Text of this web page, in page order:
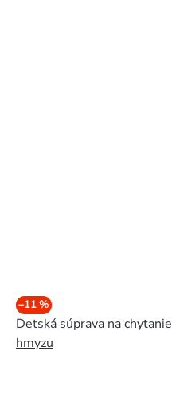
–11 %
Detská súprava na chytanie
hmyzu